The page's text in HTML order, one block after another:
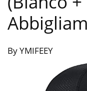
By YMIFEEY